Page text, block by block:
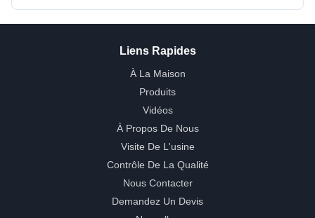
Liens Rapides
À La Maison
Produits
Vidéos
À Propos De Nous
Visite De L'usine
Contrôle De La Qualité
Nous Contacter
Demandez Un Devis